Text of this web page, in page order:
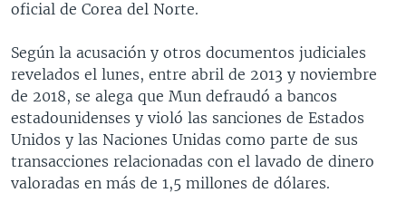
oficial de Corea del Norte.
Según la acusación y otros documentos judiciales
revelados el lunes, entre abril de 2013 y noviembre
de 2018, se alega que Mun defraudó a bancos
estadounidenses y violó las sanciones de Estados
Unidos y las Naciones Unidas como parte de sus
transacciones relacionadas con el lavado de dinero
valoradas en más de 1,5 millones de dólares.